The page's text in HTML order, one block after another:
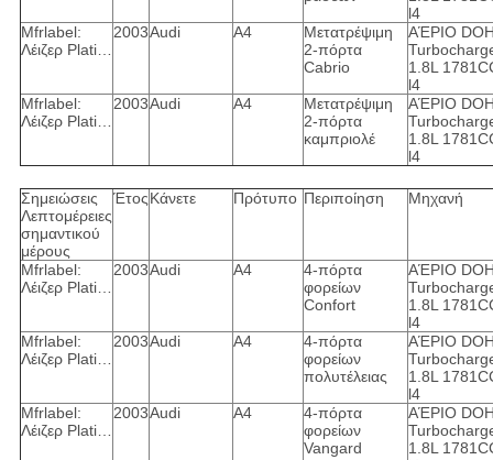
l4
Mfrlabel:
Λέιζερ Plati…
2003Audi A4
Μετατρέψιμη
2-πόρτα
Cabrio
ΑΈΡΙΟ
1.8L
l4
Mfrlabel:
Λέιζερ Plati…
2003Audi A4
Μετατρέψιμη
2-πόρτα
καμπριολέ
ΑΈΡΙΟ
1.8L
l4
Σημειώσεις
Λεπτομέρειες
σημαντικού
μέρους
ΈτοςΚάνετε Πρότυπο Περιποίηση Μηχανή
Mfrlabel:
Λέιζερ Plati…
2003Audi A4
4-πόρτα
φορείων
Confort
ΑΈΡΙΟ
1.8L
l4
Mfrlabel:
Λέιζερ Plati…
2003Audi A4
4-πόρτα
φορείων
πολυτέλειας
ΑΈΡΙΟ
1.8L
l4
Mfrlabel:
Λέιζερ Plati…
2003Audi A4
4-πόρτα
φορείων
Vangard
ΑΈΡΙΟ
1.8L